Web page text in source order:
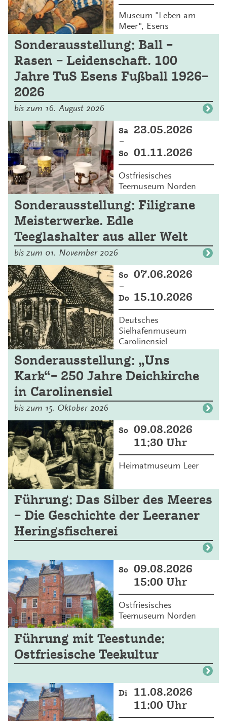
Museum "Leben am
Meer", Esens
Sonderausstellung: Ball –
Rasen – Leidenschaft. 100
Jahre TuS Esens Fußball 1926–
2026
bis zum 16. August 2026
Sa 23.05.2026
–
So 01.11.2026
Ostfriesisches
Teemuseum Norden
Sonderausstellung: Filigrane
Meisterwerke. Edle
Teeglashalter aus aller Welt
bis zum 01. November 2026
So 07.06.2026
–
Do 15.10.2026
Deutsches
Sielhafenmuseum
Carolinensiel
Sonderausstellung: „Uns
Kark“– 250 Jahre Deichkirche
in Carolinensiel
bis zum 15. Oktober 2026
So 09.08.2026
11:30 Uhr
Heimatmuseum Leer
Führung: Das Silber des Meeres
– Die Geschichte der Leeraner
Heringsfischerei
So 09.08.2026
15:00 Uhr
Ostfriesisches
Teemuseum Norden
Führung mit Teestunde:
Ostfriesische Teekultur
Di
11.08.2026
11:00 Uhr